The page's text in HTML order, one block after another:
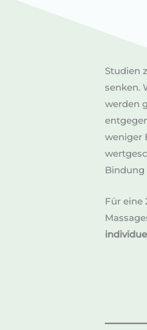
Studien
senken.
werden
weniger
Bindung
Für eine